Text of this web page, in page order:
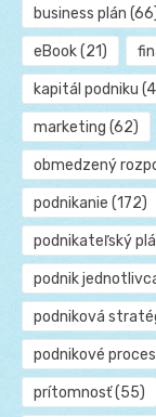
business plán
eBook(21)
kapitál podniku
marketing (62)
obmedzený
podnikanie (172)
podnikateľský
podnik
podniková
podnikové
prítomnosť(55)